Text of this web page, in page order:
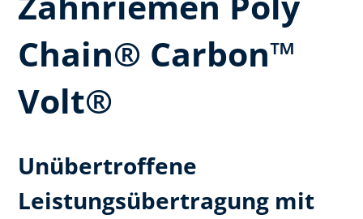
Chain® Carbon™
Volt®
Unübertroffene
Leistungsübertragung mit